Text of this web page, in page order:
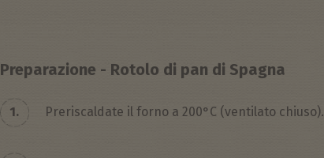
Preparazione - Rotolo di pan di Spagna
1. Preriscaldate il forno a 200°C (ventilato chiuso).